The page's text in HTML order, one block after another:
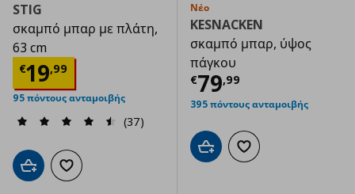
STIG
σκαμπό μπαρ με πλάτη,
63 cm
€19,99
Τρέχουσα τιμή € 19,99
95 πόντους ανταμοιβής
(37)
Προσθήκη στο καλάθι
Προσθήκη στα αγαπημένα
Νέο
KESNACKEN
σκαμπό μπαρ, ύψος
πάγκου
€79,99
Τρέχουσα
395 πόντους ανταμοιβής
Προσθήκη στο καλάθι
Προσθήκη στα